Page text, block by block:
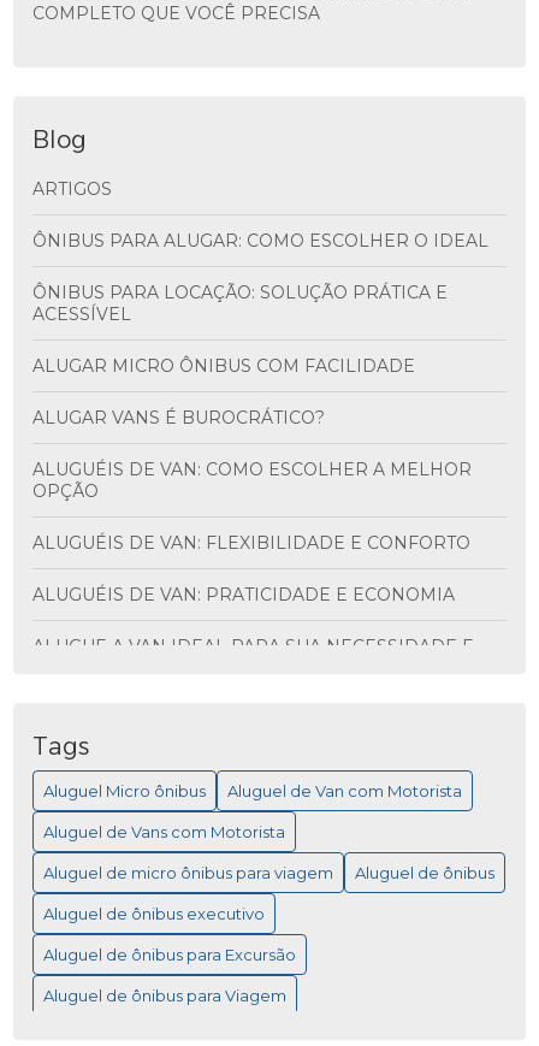
COMPLETO QUE VOCÊ PRECISA
Blog
ARTIGOS
ÔNIBUS PARA ALUGAR: COMO ESCOLHER O IDEAL
ÔNIBUS PARA LOCAÇÃO: SOLUÇÃO PRÁTICA E
ACESSÍVEL
ALUGAR MICRO ÔNIBUS COM FACILIDADE
ALUGAR VANS É BUROCRÁTICO?
ALUGUÉIS DE VAN: COMO ESCOLHER A MELHOR
OPÇÃO
ALUGUÉIS DE VAN: FLEXIBILIDADE E CONFORTO
ALUGUÉIS DE VAN: PRATICIDADE E ECONOMIA
ALUGUE A VAN IDEAL PARA SUA NECESSIDADE E
PRATICIDADE
ALUGUEL DE MICRO ÔNIBUS PARA EVENTOS
ALUGUEL DE MICRO ÔNIBUS: COMO ESCOLHER A
MELHOR OPÇÃO PARA SUA VIAGEM
ALUGUEL DE MICRO ÔNIBUS: COMO ESCOLHER A
MELHOR OPÇÃO PARA VIAGEM
ALUGUEL DE MICRO ÔNIBUS: SAIBA COMO
ESCOLHER A MELHOR OPÇÃO PARA A VIAGEM
Tags
Aluguel Micro ônibus Aluguel de Van com Motorista
Aluguel de Vans com Motorista
Aluguel de micro ônibus para viagem Aluguel de ônibus
Aluguel de ônibus executivo
Aluguel de ônibus para Excursão
Aluguel de ônibus para Viagem